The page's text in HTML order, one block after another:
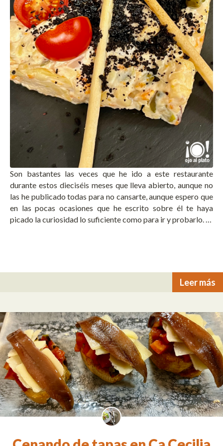
Son bastantes las veces que he ido a este restaurante
durante estos dieciséis meses que lleva abierto, aunque no
las he publicado todas para no cansarte, aunque espero que
en las pocas ocasiones que he escrito sobre él te haya
picado la curiosidad lo suficiente como para ir y probarlo. …
Leer más